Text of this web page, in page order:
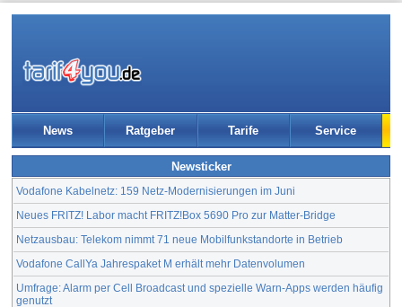
News Ratgeber Tarife Service
Newsticker
Vodafone Kabelnetz: 159 Netz-Modernisierungen im Juni
Neues FRITZ! Labor macht FRITZ!Box 5690 Pro zur Matter-Bridge
Netzausbau: Telekom nimmt 71 neue Mobilfunkstandorte in Betrieb
Vodafone CallYa Jahrespaket M erhält mehr Datenvolumen
Umfrage: Alarm per Cell Broadcast und spezielle Warn-Apps werden häufig
genutzt